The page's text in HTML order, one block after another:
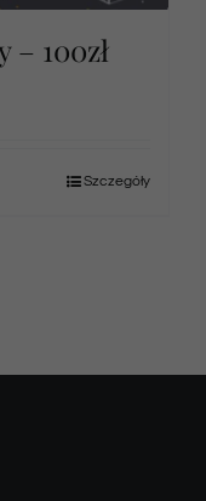
100zł
Szczegóły